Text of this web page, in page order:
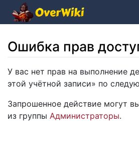
Ошибка прав
Перейти к:навигация,поиск
У вас нет прав на выполнение
этой учётной записи» по
Запрошенное действие могут
из группы Администраторы.